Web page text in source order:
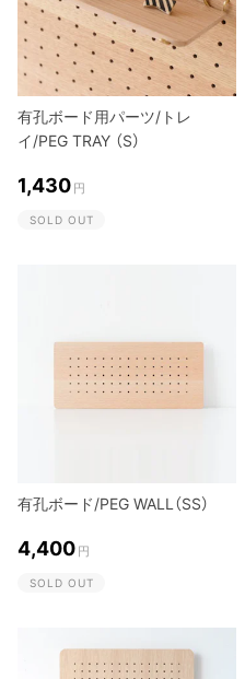
有孔ボード用パーツ/トレ
イ/PEG TRAY （S）
1,430 円
SOLD OUT
有孔ボード/PEG WALL（SS）
4,400 円
SOLD OUT